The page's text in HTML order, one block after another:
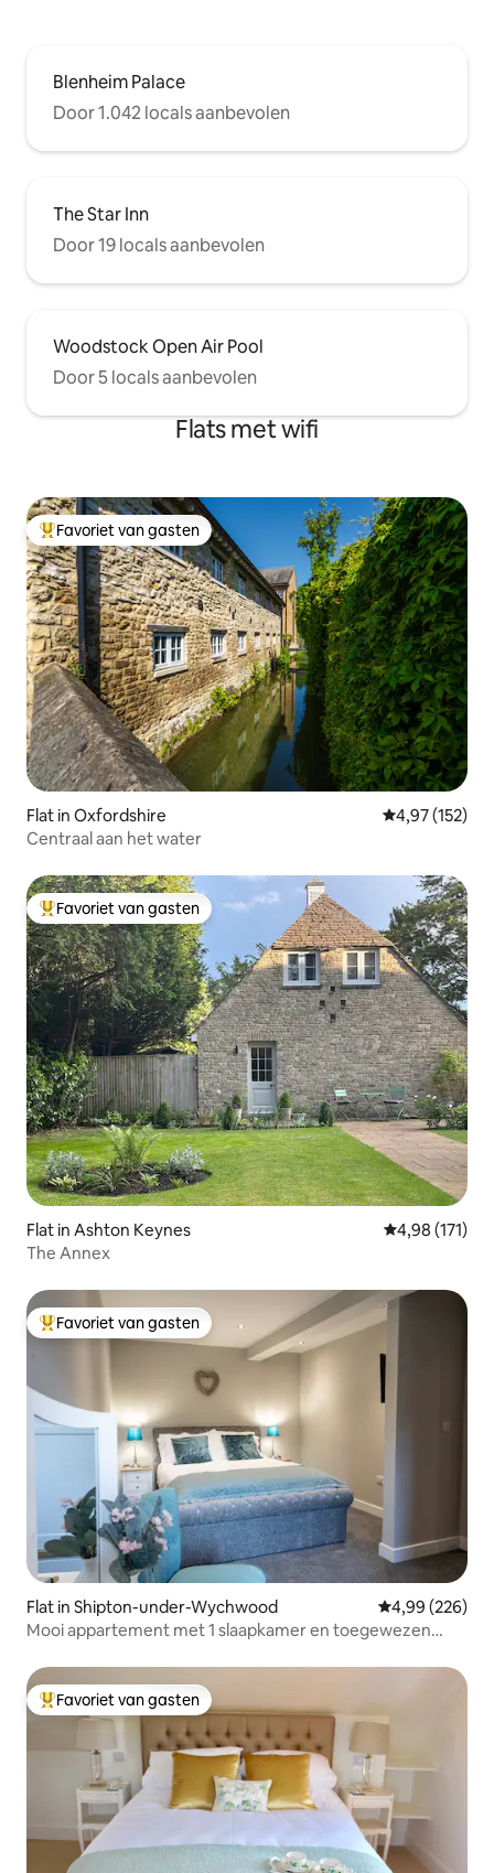
Blenheim Palace
Door 1.042 locals aanbevolen
The Star Inn
Door 19 locals aanbevolen
Woodstock Open Air Pool
Door 5 locals aanbevolen
Flats met wifi
Topfavoriet van gasten
Favoriet van gasten
Flat in Oxfordshire Gemiddelde
4,97 (152)
Centraal aan het water
Topfavoriet van gasten
Favoriet van gasten
Flat in Ashton Keynes Gemiddelde
4,98 (171)
The Annex
Topfavoriet van gasten
Favoriet van gasten
Flat in Shipton-under-Wychwood Gemiddelde
4,99 (226)
Mooi appartement met 1 slaapkamer en toegewezen
Topfavoriet van gasten
Favoriet van gasten